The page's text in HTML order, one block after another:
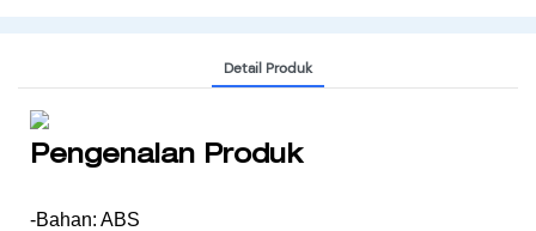
Detail Produk
Pengenalan Produk
-Bahan: ABS